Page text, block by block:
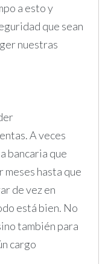
a esto y
que sean
nuestras
A veces
bancaria que
meses hasta que
de vez en
está bien. No
también para
cargo